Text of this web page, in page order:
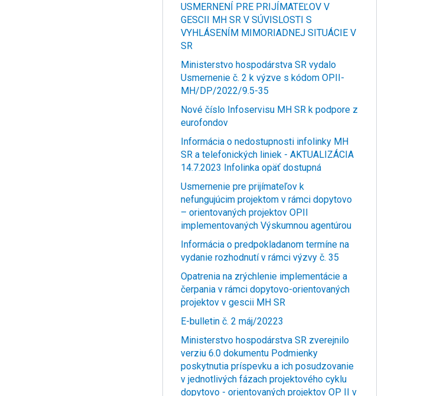
USMERNENÍ PRE PRIJÍMATEĽOV V
GESCII MH SR V SÚVISLOSTI S
VYHLÁSENÍM MIMORIADNEJ SITUÁCIE V
SR
Ministerstvo hospodárstva SR vydalo
Usmernenie č. 2 k výzve s kódom OPII-
MH/DP/2022/9.5-35
Nové číslo Infoservisu MH SR k podpore z
eurofondov
Informácia o nedostupnosti infolinky MH
SR a telefonických liniek - AKTUALIZÁCIA
14.7.2023 Infolinka opäť dostupná
Usmernenie pre prijímateľov k
nefungujúcim projektom v rámci dopytovo
– orientovaných projektov OPII
implementovaných Výskumnou agentúrou
Informácia o predpokladanom termíne na
vydanie rozhodnutí v rámci výzvy č. 35
Opatrenia na zrýchlenie implementácie a
čerpania v rámci dopytovo-orientovaných
projektov v gescii MH SR
E-bulletin č. 2 máj/20223
Ministerstvo hospodárstva SR zverejnilo
verziu 6.0 dokumentu Podmienky
poskytnutia príspevku a ich posudzovanie
v jednotlivých fázach projektového cyklu
dopytovo - orientovaných projektov OP II v